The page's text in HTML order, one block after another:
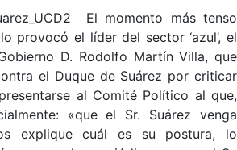
El momento más tenso
provocó el líder del sector ‘azul’, el
D. Rodolfo Martín Villa, que
el Duque de Suárez por criticar
al Comité Político al que,
«que el Sr. Suárez venga
explique cuál es su postura, lo